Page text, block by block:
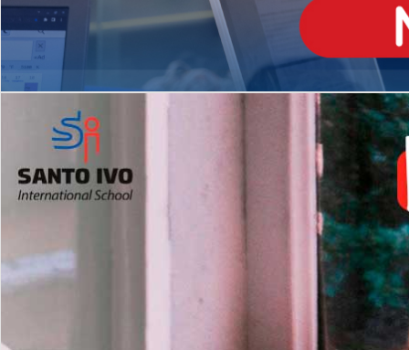
Matrículas Abertas 2026
2º AO 5º ANO FUNDAMENTAL
es
Com imersão Bilingue - Anos
Finais